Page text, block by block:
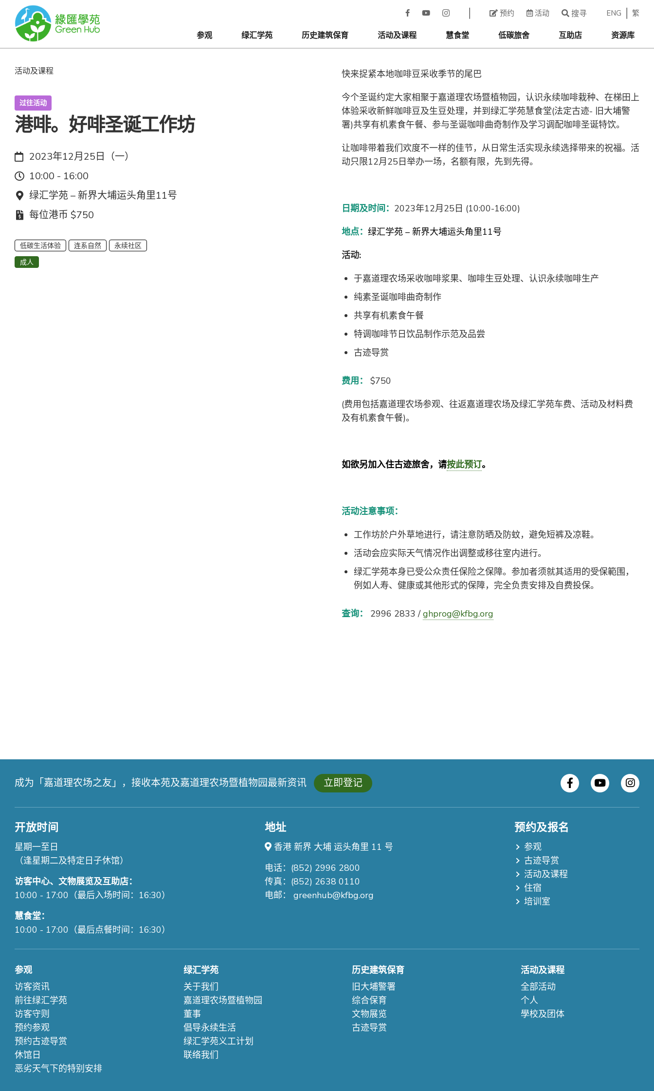
预约 活动 搜寻 ENG 繁
参观 绿汇学苑 历史建筑保育 活动及课程 慧食堂 低碳旅舍 互助店 资源库
活动及课程
过往活动
港啡。好啡圣诞工作坊
日期：
2023年12月25日（一）
时间：
10:00 - 16:00
地点：
绿汇学苑 – 新界大埔运头角里11号
费用：
每位港币 $750
低碳生活体验 连系自然
永续社区
成人
快来捉紧本地咖啡豆采收季节的尾巴
今个圣诞约定大家相聚于嘉道理农场暨植物园，认识永续咖啡栽种、在梯田上
体验采收新鲜咖啡豆及生豆处理，并到绿汇学苑慧食堂(法定古迹- 旧大埔警
署)共享有机素食午餐、参与圣诞咖啡曲奇制作及学习调配咖啡圣诞特饮。
让咖啡带着我们欢度不一样的佳节，从日常生活实现永续选择带来的祝福。活
动只限12月25日举办一场，名额有限，先到先得。
日期及时间： 2023年12月25日 (10:00-16:00)
地点： 绿汇学苑 – 新界大埔运头角里11号
活动:
于嘉道理农场采收咖啡浆果、咖啡生豆处理、认识永续咖啡生产
纯素圣诞咖啡曲奇制作
共享有机素食午餐
特调咖啡节日饮品制作示范及品尝
古迹导赏
费用：
$750
(费用包括嘉道理农场参观、往返嘉道理农场及绿汇学苑车费、活动及材料费
及有机素食午餐)。
如欲另加入住古迹旅舍，请按此预订。
活动注意事项：
工作坊於户外草地进行，请注意防晒及防蚊，避免短裤及凉鞋。
活动会应实际天气情况作出调整或移往室内进行。
绿汇学苑本身已受公众责任保险之保障。参加者须就其适用的受保範围，
例如人寿、健康或其他形式的保障，完全负责安排及自费投保。
查询： 2996 2833 /ghprog@kfbg.org
成为「嘉道理农场之友」，接收本苑及嘉道理农场暨植物园最新资讯 立即登记
开放时间
星期一至日
（逢星期二及特定日子休馆）
访客中心、文物展览及互助店：
10:00 - 17:00（最后入场时间：16:30）
慧食堂：
10:00 - 17:00（最后点餐时间：16:30）
地址
香港 新界 大埔 运头角里 11 号
电话：(852) 2996 2800
传真：(852) 2638 0110
电邮： greenhub@kfbg.org
预约及报名
参观
古迹导赏
活动及课程
住宿
培训室
参观
访客资讯
前往绿汇学苑
访客守则
预约参观
预约古迹导赏
休馆日
恶劣天气下的特别安排
绿汇学苑
关于我们
嘉道理农场暨植物园
董事
倡导永续生活
绿汇学苑义工计划
联络我们
历史建筑保育
旧大埔警署
综合保育
文物展览
古迹导赏
活动及课程
全部活动
个人
學校及团体